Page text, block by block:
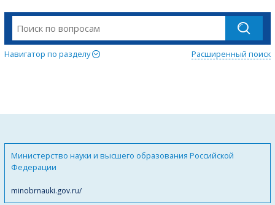
Навигатор по разделу Расширенный поиск
Министерство науки и высшего образования Российской
Федерации
minobrnauki.gov.ru/